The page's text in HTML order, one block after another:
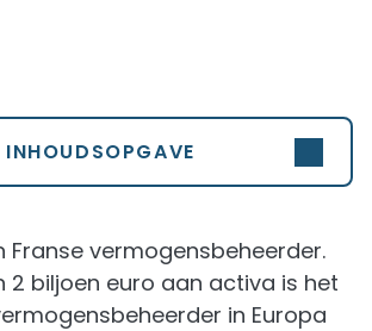
INHOUDSOPGAVE
Franse vermogensbeheerder.
2 biljoen euro aan activa is het
in Europa